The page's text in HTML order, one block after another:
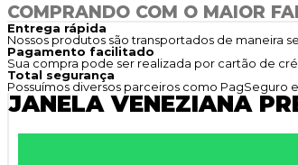
COMPRANDO COM O MAIOR
Entrega rápida
Nossos produtos são transportados de maneira
Pagamento facilitado
Sua compra pode ser realizada por cartão de
Total segurança
Possuímos diversos parceiros como PagSeguro
JANELA VENEZIANA